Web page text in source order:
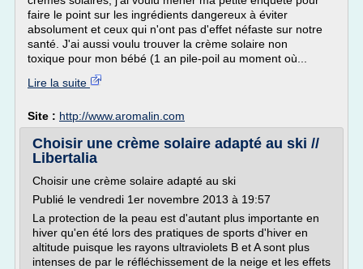
faire le point sur les ingrédients dangereux à éviter
absolument et ceux qui n'ont pas d'effet néfaste sur notre
santé. J'ai aussi voulu trouver la crème solaire non
toxique pour mon bébé (1 an pile-poil au moment où...
Lire la suite
Site : http://www.aromalin.com
Choisir une crème solaire adapté au ski //
Libertalia
Choisir une crème solaire adapté au ski
Publié le vendredi 1er novembre 2013 à 19:57
La protection de la peau est d'autant plus importante en
hiver qu'en été lors des pratiques de sports d'hiver en
altitude puisque les rayons ultraviolets B et A sont plus
intenses de par le réfléchissement de la neige et les effets